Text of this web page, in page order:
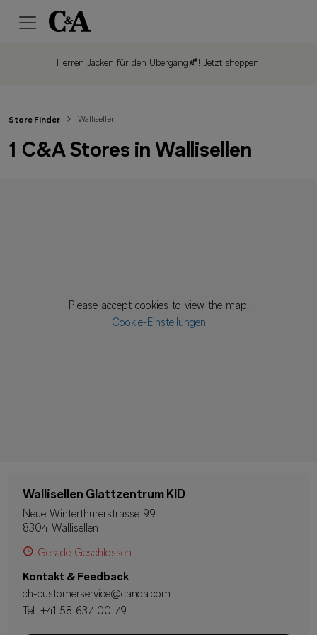
Herren Jacken für den Übergang🍂! Jetzt shoppen!
Please accept cookies to view the map.
Cookie-Einstellungen
Store Finder Wallisellen
1 C&A Stores in Wallisellen
Wallisellen Glattzentrum KID
Neue Winterthurerstrasse 99
8304 Wallisellen
Gerade Geschlossen
Kontakt & Feedback
ch-customerservice@canda.com
Tel: +41 58 637 00 79